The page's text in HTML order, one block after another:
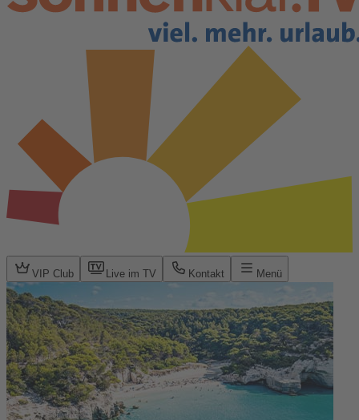
VIP Club Live im TV Kontakt Menü